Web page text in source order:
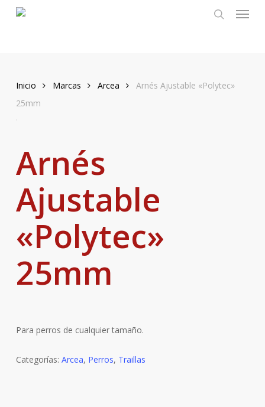
Menu
Inicio Marcas Arcea
Arnés Ajustable «Polytec»
25mm
Arnés
Ajustable
«Polytec»
25mm
Para perros de cualquier tamaño.
Categorías: Arcea, Perros, Traillas